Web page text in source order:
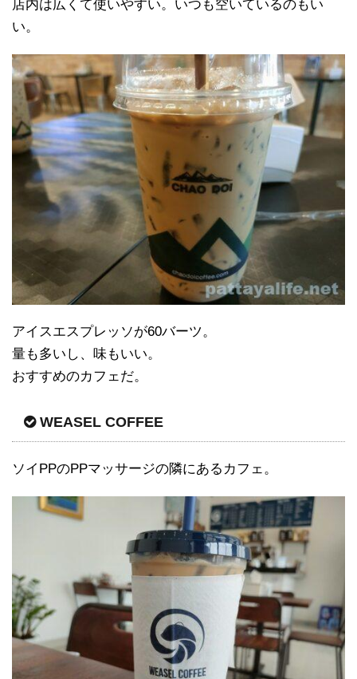
店内は広くて使いやすい。いつも空いているのもい
い。
アイスエスプレッソが60バーツ。
量も多いし、味もいい。
おすすめのカフェだ。
WEASEL COFFEE
ソイPPのPPマッサージの隣にあるカフェ。